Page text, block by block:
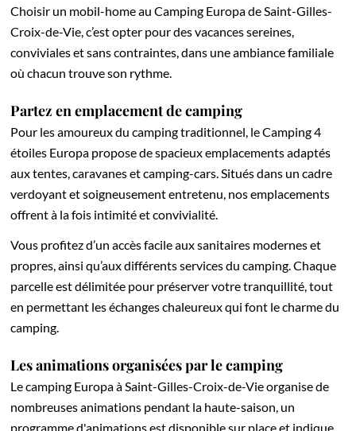
Choisir un mobil-home au Camping Europa de Saint-Gilles-
Croix-de-Vie, c’est opter pour des vacances sereines,
conviviales et sans contraintes, dans une ambiance familiale
où chacun trouve son rythme.
Partez en emplacement de camping
Pour les amoureux du camping traditionnel, le Camping 4
étoiles Europa propose de spacieux emplacements adaptés
aux tentes, caravanes et camping-cars. Situés dans un cadre
verdoyant et soigneusement entretenu, nos emplacements
offrent à la fois intimité et convivialité.
Vous profitez d’un accès facile aux sanitaires modernes et
propres, ainsi qu’aux différents services du camping. Chaque
parcelle est délimitée pour préserver votre tranquillité, tout
en permettant les échanges chaleureux qui font le charme du
camping.
Les animations organisées par le camping
Le camping Europa à Saint-Gilles-Croix-de-Vie organise de
nombreuses animations pendant la haute-saison, un
programme d'animations est disponible sur place et indique